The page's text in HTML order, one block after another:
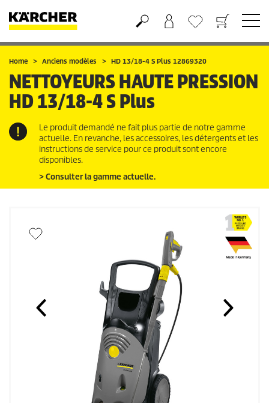
Panier
Liste d'envies
Home Anciens modèles HD 13/18-4 S Plus 12869320
NETTOYEURS HAUTE PRESSION
HD 13/18-4 S Plus
Le produit demandé ne fait plus partie de notre gamme
actuelle. En revanche, les accessoires, les détergents et les
instructions de service pour ce produit sont encore
disponibles.
> Consulter la gamme actuelle.